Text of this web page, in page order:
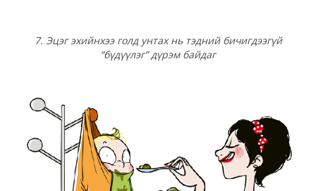
7. Эцэг эхийнхээ голд унтах нь тэдний бичигдээгүй
“бүдүүлэг” дүрэм байдаг